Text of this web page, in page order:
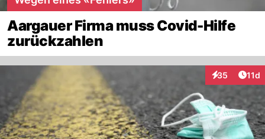
Aargauer Firma muss Covid-Hilfe
zurückzahlen
35
Interaktionen
11d